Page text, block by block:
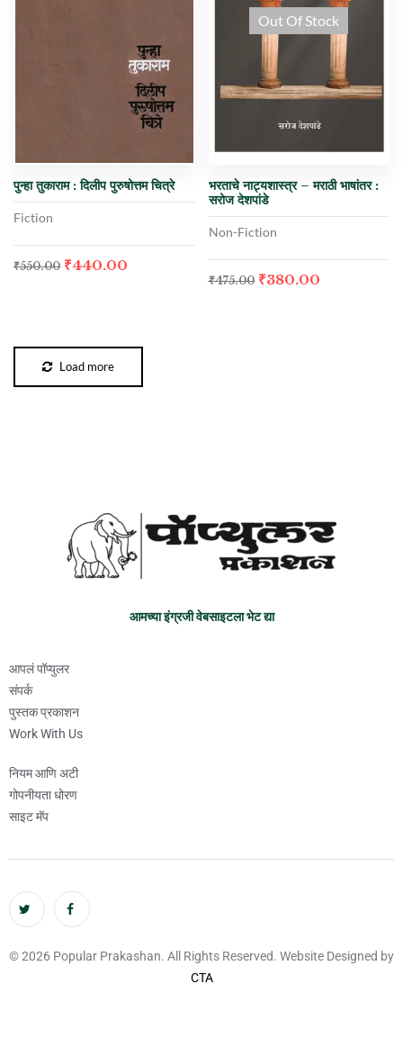
पुन्हा तुकाराम : दिलीप पुरुषोत्तम चित्रे
Fiction
₹550.00 ₹440.00
Out Of Stock
भरताचे नाट्यशास्त्र – मराठी भाषांतर :
सरोज देशपांडे
Non-Fiction
₹475.00 ₹380.00
Load more
आमच्या इंग्रजी वेबसाइटला भेट द्या
आपलं पॉप्युलर
संपर्क
पुस्तक प्रकाशन
Work With Us
नियम आणि अटी
गोपनीयता धोरण
साइट मॅप
© 2026 Popular Prakashan. All Rights Reserved. Website Designed by
CTA